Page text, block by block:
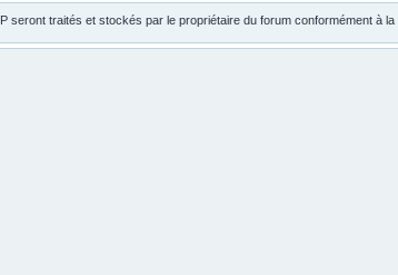
seront traités et stockés par le propriétaire du forum conformément à la